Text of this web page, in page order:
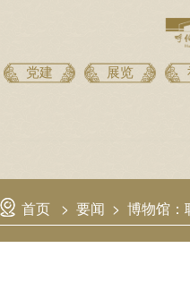
党建 展览
首页 > 要闻 > 博物馆：